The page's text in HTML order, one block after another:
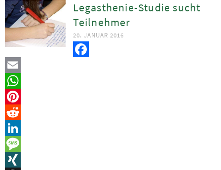
Legasthenie-Studie sucht
Teilnehmer
20. JANUAR 2016
Facebook
Email
WhatsApp
Pinterest
Reddit
LinkedIn
Message